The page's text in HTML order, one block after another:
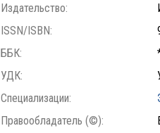
Издательство:
ISSN/ISBN:
ББК:
УДК:
Специализации:
Правообладатель (©):